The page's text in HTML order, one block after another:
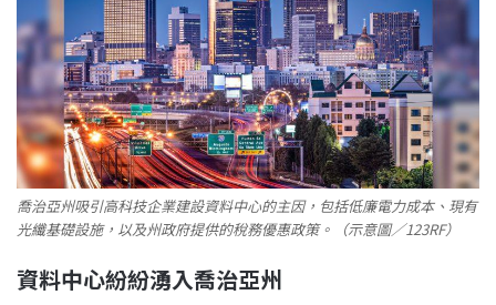
喬治亞州吸引高科技企業建設資料中心的主因，包括低廉電力成本、現有
光纖基礎設施，以及州政府提供的稅務優惠政策。（示意圖／123RF）
資料中心紛紛湧入喬治亞州